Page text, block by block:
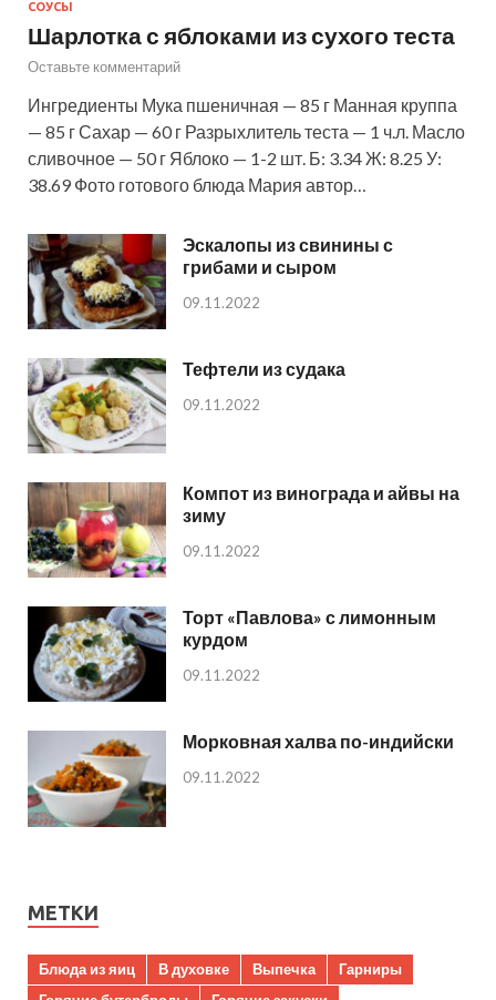
СОУСЫ
Шарлотка с яблоками из сухого теста
Оставьте комментарий
Ингредиенты Мука пшеничная — 85 г Манная круппа
— 85 г Сахар — 60 г Разрыхлитель теста — 1 ч.л. Масло
сливочное — 50 г Яблоко — 1-2 шт. Б: 3.34 Ж: 8.25 У:
38.69 Фото готового блюда Мария автор…
Эскалопы из свинины с
грибами и сыром
09.11.2022
Тефтели из судака
09.11.2022
Компот из винограда и айвы на
зиму
09.11.2022
Торт «Павлова» с лимонным
курдом
09.11.2022
Морковная халва по-индийски
09.11.2022
МЕТКИ
Блюда из яиц В духовке Выпечка
Гарниры